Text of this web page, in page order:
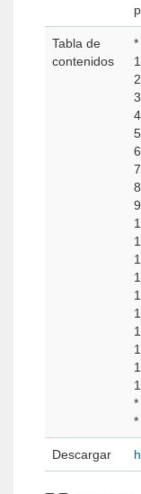
Tabla de
contenidos
*
*
*
Descargar